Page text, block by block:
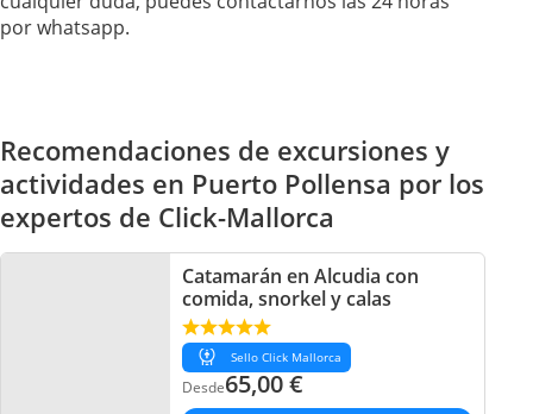
por whatsapp.
Recomendaciones de excursiones y
actividades en Puerto Pollensa por los
expertos de Click-Mallorca
Catamarán en Alcudia con
comida, snorkel y calas
Sello Click Mallorca
Desde65,00€